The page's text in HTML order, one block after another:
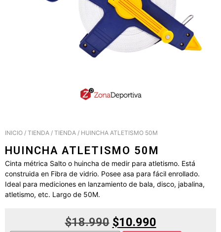
INICIO / TIENDA / TIENDA / HUINCHA ATLETISMO 50M
HUINCHA ATLETISMO 50M
Cinta métrica Salto o huincha de medir para atletismo. Está
construida en Fibra de vidrio. Posee asa para fácil enrollado.
Ideal para mediciones en lanzamiento de bala, disco, jabalina,
atletismo, etc. Largo de 50M.
$18.990 $10.990